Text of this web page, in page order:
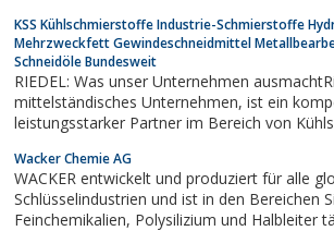
attraktivsten Standorte in Europa.
KSS Kühlschmierstoffe Industrie-Schmierstoffe
Mehrzweckfett Gewindeschneidmittel
Schneidöle Bundesweit
RIEDEL: Was unser Unternehmen
mittelständisches Unternehmen, ist ein kompetenter und
leistungsstarker Partner im Bereich von
Technik. Durch mehr als 50 Jahre
über ausgezeichnetes und...
Wacker Chemie AG
WACKER entwickelt und produziert für alle
Schlüsselindustrien und ist in den Bereichen Silikon,
Feinchemikalien, Polysilizium und